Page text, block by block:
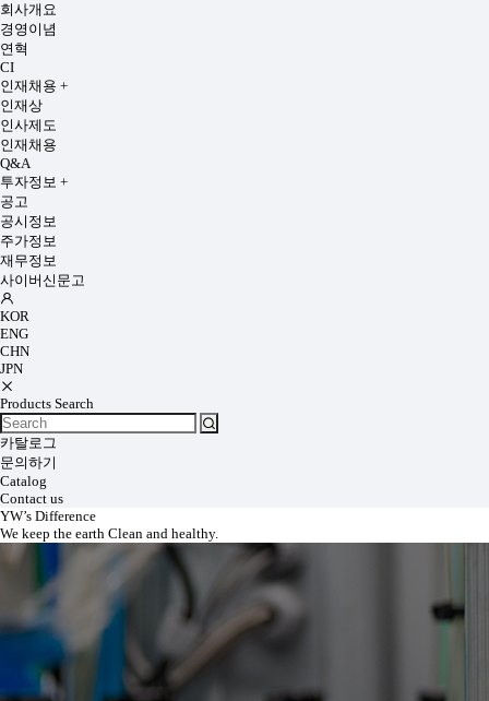
회사개요
경영이념
연혁
CI
인재채용 +
인재상
인사제도
인재채용
Q&A
투자정보 +
공고
공시정보
주가정보
재무정보
사이버신문고
KOR
ENG
CHN
JPN
Products Search
카탈로그
문의하기
Catalog
Contact us
YW’s Difference
We keep the earth Clean and healthy.